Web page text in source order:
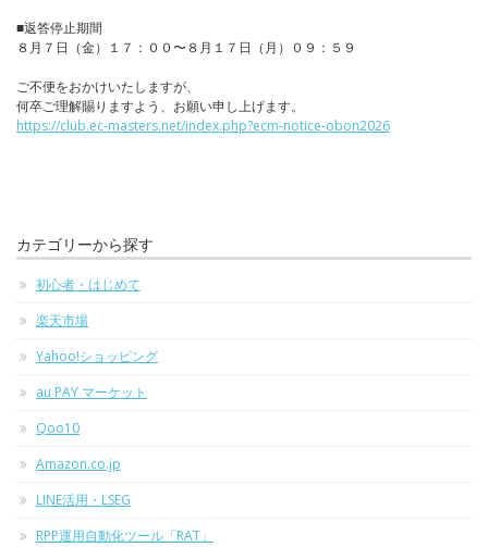
■返答停止期間
８月７日（金）１７：００〜８月１７日（月）０９：５９
ご不便をおかけいたしますが、
何卒ご理解賜りますよう、お願い申し上げます。
https://club.ec-masters.net/index.php?ecm-notice-obon2026
カテゴリーから探す
初心者・はじめて
楽天市場
Yahoo!ショッピング
au PAY マーケット
Qoo10
Amazon.co.jp
LINE活用・LSEG
RPP運用自動化ツール「RAT」